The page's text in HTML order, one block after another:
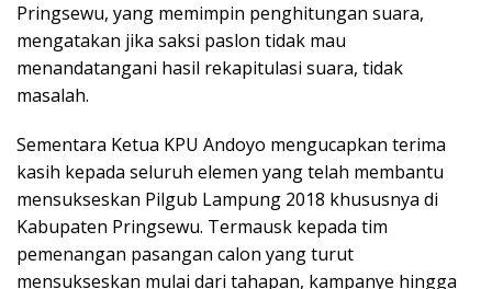
Pringsewu, yang memimpin penghitungan suara,
mengatakan jika saksi paslon tidak mau
menandatangani hasil rekapitulasi suara, tidak
masalah.
Sementara Ketua KPU Andoyo mengucapkan terima
kasih kepada seluruh elemen yang telah membantu
mensukseskan Pilgub Lampung 2018 khususnya di
Kabupaten Pringsewu. Termausk kepada tim
pemenangan pasangan calon yang turut
mensukseskan mulai dari tahapan, kampanye hingga